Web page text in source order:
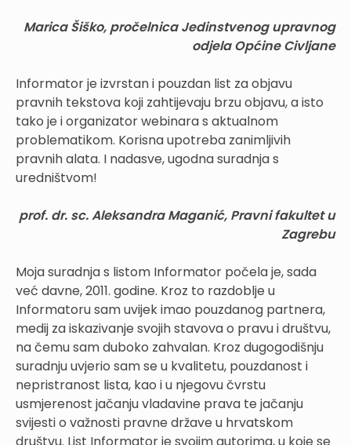
Marica Šiško, pročelnica Jedinstvenog upravnog
odjela Općine Civljane
Informator je izvrstan i pouzdan list za objavu
pravnih tekstova koji zahtijevaju brzu objavu, a isto
tako je i organizator webinara s aktualnom
problematikom. Korisna upotreba zanimljivih
pravnih alata. I nadasve, ugodna suradnja s
uredništvom!
prof. dr. sc. Aleksandra Maganić, Pravni fakultet u
Zagrebu
Moja suradnja s listom Informator počela je, sada
već davne, 2011. godine. Kroz to razdoblje u
Informatoru sam uvijek imao pouzdanog partnera,
medij za iskazivanje svojih stavova o pravu i društvu,
na čemu sam duboko zahvalan. Kroz dugogodišnju
suradnju uvjerio sam se u kvalitetu, pouzdanost i
nepristranost lista, kao i u njegovu čvrstu
usmjerenost jačanju vladavine prava te jačanju
svijesti o važnosti pravne države u hrvatskom